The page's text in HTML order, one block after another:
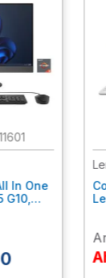
In One
G10,